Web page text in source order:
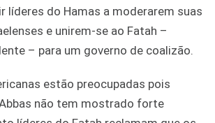
líderes do Hamas a moderarem suas
e unirem-se ao Fatah –
– para um governo de coalizão.
estão preocupadas pois
não tem mostrado forte